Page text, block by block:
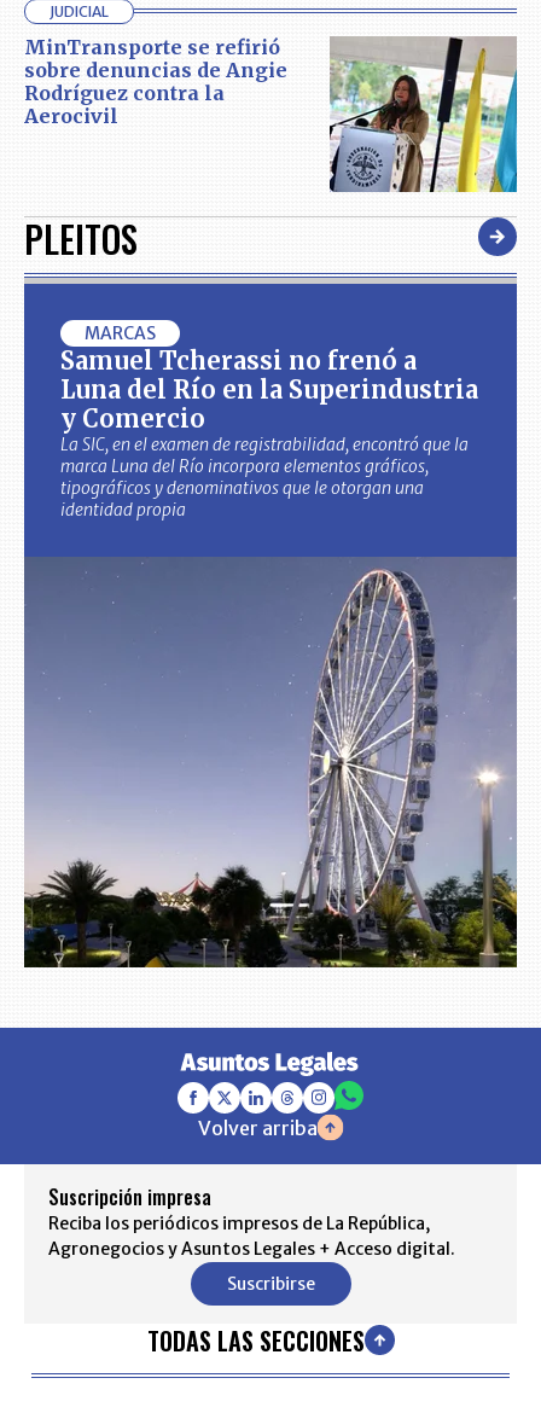
JUDICIAL
MinTransporte se refirió
sobre denuncias de Angie
Rodríguez contra la
Aerocivil
PLEITOS
MARCAS
Samuel Tcherassi no frenó a
Luna del Río en la Superindustria
y Comercio
La SIC, en el examen de registrabilidad, encontró que la
marca Luna del Río incorpora elementos gráficos,
tipográficos y denominativos que le otorgan una
identidad propia
Volver arriba
Suscripción impresa
Reciba los periódicos impresos de La República,
Agronegocios y Asuntos Legales + Acceso digital.
Suscribirse
TODAS LAS SECCIONES